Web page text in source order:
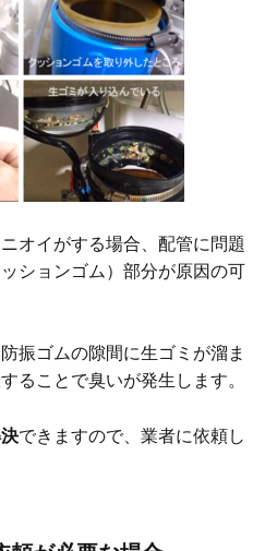
オイがする場合、配管に問題
ションゴム）部分が原因の可
振ゴムの隙間に生ゴミが溜ま
ることで臭いが発生します。
できますので、業者に依頼し